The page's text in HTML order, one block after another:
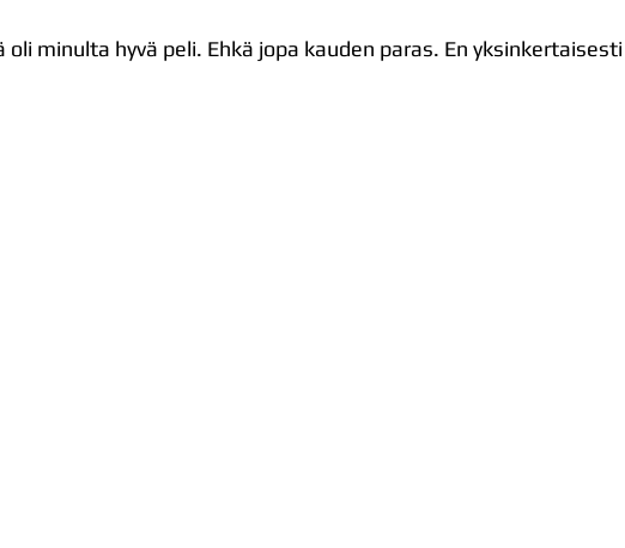
oli minulta hyvä peli. Ehkä jopa kauden paras. En yksinkertaisesti